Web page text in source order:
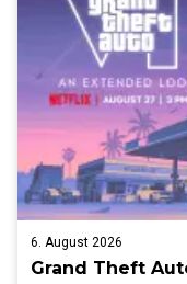
6. August 2026
Grand Theft